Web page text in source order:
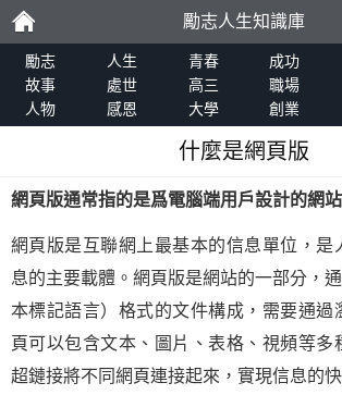
勵
志
勵志人生知識庫
勵志 人生 青春 成功
故事
處世 高三 職場
人物
感恩 大學 創業
什麼是網頁版
網頁版通常指的是爲電腦端用戶設計的網站
網頁版是互聯網上最基本的信息單位，是
息的主要載體。網頁版是網站的一部分，
本標記語言）格式的文件構成，需要通過
頁可以包含文本、圖片、表格、視頻等多
超鏈接將不同網頁連接起來，實現信息的